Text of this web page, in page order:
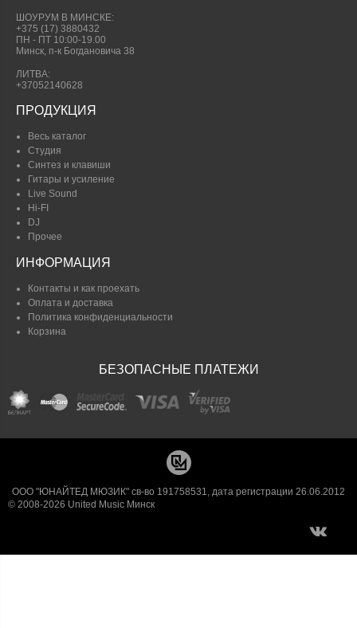
ШОУРУМ В МИНСКЕ:
+375 (17) 3880432
ПН - ПТ 10:00-19.00
Минск, п-к Богдановича 38
ЛИТВА:
+37052140628
ПРОДУКЦИЯ
Весь каталог
Студия
Синтез и клавиши
Гитары и усиление
Live Sound
Hi-FI
DJ
Прочее
ИНФОРМАЦИЯ
Контакты и как проехать
Оплата и доставка
Политика конфиденциальности
Корзина
БЕЗОПАСНЫЕ ПЛАТЕЖИ
ООО "ЮНАЙТЕД МЮЗИК" св-во 191758531, дата регистрации 26.06.2012
© 2008-2026 United Music Минск